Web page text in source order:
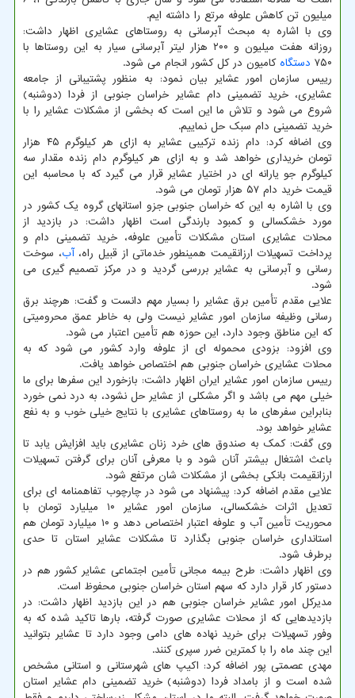
میلیون تن کاهش علوفه مرتع را داشته ایم.
وی با اشاره به مبحث آبرسانی به روستاهای عشایری اظهار داشت:
روزانه هفت میلیون و ۲۰۰ هزار لیتر آبرسانی سیار به این روستاها با
۷۵۰ دستگاه کامیون در کل کشور انجام می شود.
رییس سازمان امور عشایر بیان نمود: به منظور پشتیبانی از جامعه
عشایری، خرید تضمینی دام عشایر خراسان جنوبی از فردا (دوشنبه)
شروع می شود و تلاش ما این است که بخشی از مشکلات عشایر را با
خرید تضمینی دام سبک حل نماییم.
وی اضافه کرد: دام زنده ترکیبی عشایر به ازای هر کیلوگرم ۴۵ هزار
تومان خریداری خواهد شد و به ازای هر کیلوگرم دام زنده مقدار سه
کیلوگرم جو یارانه ای در اختیار عشایر قرار می گیرد که با محاسبه این
قیمت خرید دام ۵۷ هزار تومان می شود.
وی با اشاره به این که خراسان جنوبی جزو استانهای گروه یک کشور در
مورد خشکسالی و کمبود بارندگی است اظهار داشت: در بازدید از
محلات عشایری استان مشکلات تأمین علوفه، خرید تضمینی دام و
پرداخت تسهیلات ارزانقیمت همینطور خدماتی از قبیل راه،آب، سوخت
رسانی و آبرسانی به عشایر بررسی گردید و در مرکز تصمیم گیری می
شود.
علایی مقدم تأمین برق عشایر را بسیار مهم دانست و گفت: هرچند برق
رسانی وظیفه سازمان امور عشایر نیست ولی به خاطر عمق محرومیتی
که این مناطق وجود دارد، این حوزه هم تأمین اعتبار می شود.
وی افزود: بزودی محموله ای از علوفه وارد کشور می شود که به
محلات عشایری خراسان جنوبی هم اختصاص خواهد یافت.
رییس سازمان امور عشایر ایران اظهار داشت: بازخورد این سفرها برای ما
خیلی مهم می باشد و اگر مشکلی از عشایر حل نشود، به درد نمی خورد
بنابراین سفرهای ما به روستاهای عشایری با نتایج خیلی خوب و به نفع
عشایر خواهد بود.
وی گفت: کمک به صندوق های خرد زنان عشایری باید افزایش یابد تا
باعث اشتغال بیشتر آنان شود و با معرفی آنان برای گرفتن تسهیلات
ارزانقیمت بانکی بخشی از مشکلات شان مرتفع شود.
علایی مقدم اضافه کرد: پیشنهاد می شود در چارچوب تفاهمنامه ای برای
تعدیل اثرات خشکسالی، سازمان امور عشایر ۱۰ میلیارد تومان با
محوریت تأمین آب و علوفه اعتبار اختصاص دهد و ۱۰ میلیارد تومان هم
استانداری خراسان جنوبی بگذارد تا مشکلات عشایر استان تا حدی
برطرف شود.
وی اظهار داشت: طرح بیمه مجانی تأمین اجتماعی عشایر کشور هم در
دستور کار قرار دارد که سهم استان خراسان جنوبی محفوظ است.
مدیرکل امور عشایر خراسان جنوبی هم در این بازدید اظهار داشت: در
بازدیدهایی که از محلات عشایری صورت گرفته، بارها تاکید شده که به
وفور تسهیلات برای خرید نهاده های دامی وجود دارد تا عشایر بتوانید
این چند ماه را با کمترین ضرر سپری کنند.
مهدی عصمتی پور اضافه کرد: اکیپ های شهرستانی و استانی مشخص
شده است و از بامداد فردا (دوشنبه) خرید تضمینی دام عشایر استان